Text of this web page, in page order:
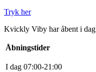
Tryk her
Kvickly Viby har åbent i dag
Åbningstider
I dag 07:00-21 :00